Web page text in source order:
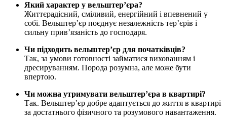
Який характер у вельштер’єра?
Життєрадісний, сміливий, енергійний і впевнений у
собі. Вельштер’єр поєднує незалежність тер’єрів і
сильну прив’язаність до господаря.
Чи підходить вельштер’єр для початківців?
Так, за умови готовності займатися вихованням і
дресируванням. Порода розумна, але може бути
впертою.
Чи можна утримувати вельштер’єра в квартирі?
Так. Вельштер’єр добре адаптується до життя в квартирі
за достатнього фізичного та розумового навантаження.